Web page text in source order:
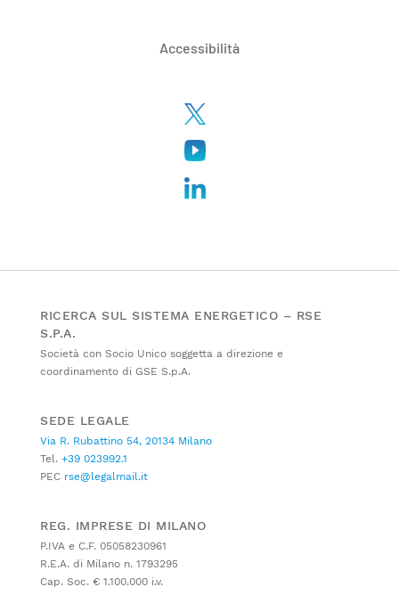
Accessibilità
RICERCA SUL SISTEMA ENERGETICO – RSE
S.P.A.
Società con Socio Unico soggetta a direzione e
coordinamento di GSE S.p.A.
SEDE LEGALE
Via R. Rubattino 54, 20134 Milano
Tel. +39 023992.1
PEC rse@legalmail.it
REG. IMPRESE DI MILANO
P.IVA e C.F. 05058230961
R.E.A. di Milano n. 1793295
Cap. Soc. € 1.100.000 i.v.